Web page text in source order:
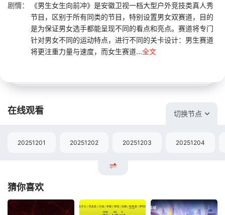
剧情：
《男生女生向前冲》是安徽卫视一档大型户外竞技类真人秀
节目，区别于所有同类的节目，特别设置男女双赛道，目的
是为保证男女选手都能呈现不同的看点和亮点。赛道将专门
针对男女不同的运动特点，进行不同的关卡设计：男生赛道
将更注重力量与速度，而女生赛道...全文
在线观看 切换节点
20251201 20251202 20251203 20251204
猜你喜欢